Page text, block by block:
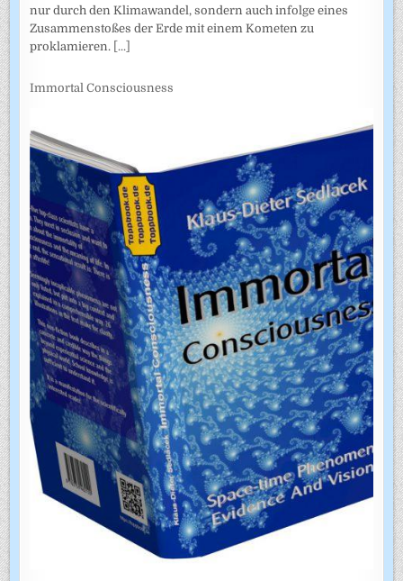
nur durch den Klimawandel, sondern auch infolge eines
Zusammenstoßes der Erde mit einem Kometen zu
proklamieren. [...]
Immortal Consciousness